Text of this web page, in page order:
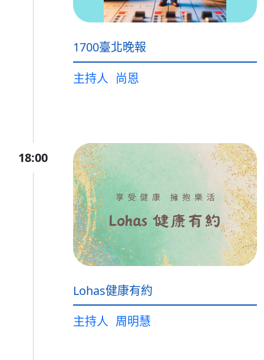
1700臺北晚報
主持人 尚恩
18:00
Lohas健康有約
主持人 周明慧